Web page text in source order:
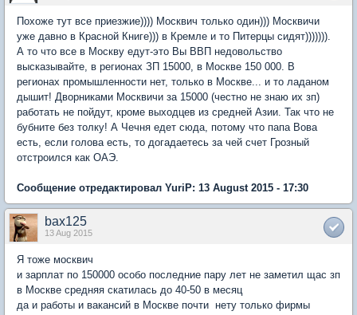
Похоже тут все приезжие)))) Москвич только один))) Москвичи
уже давно в Красной Книге))) в Кремле и то Питерцы сидят))))))).
А то что все в Москву едут-это Вы ВВП недовольство
высказывайте, в регионах ЗП 15000, в Москве 150 000. В
регионах промышленности нет, только в Москве... и то ладаном
дышит! Дворниками Москвичи за 15000 (честно не знаю их зп)
работать не пойдут, кроме выходцев из средней Азии. Так что не
бубните без толку! А Чечня едет сюда, потому что папа Вова
есть, если голова есть, то догадаетесь за чей счет Грозный
отстроился как ОАЭ.
Сообщение отредактировал YuriP: 13 August 2015 - 17:30
bax125
13 Aug 2015
Я тоже москвич
и зарплат по 150000 особо последние пару лет не заметил щас зп
в Москве средняя скатилась до 40-50 в месяц
да и работы и вакансий в Москве почти нету только фирмы